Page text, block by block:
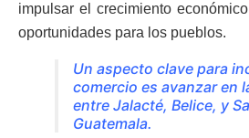
impulsar el crecimiento
oportunidades para los pueblos.
Un aspecto clave para
comercio es avanzar en
entre Jalacté, Belice, y
Guatemala.